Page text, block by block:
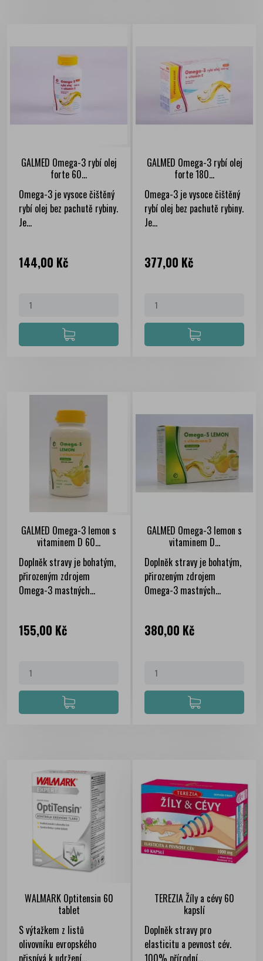
GALMED Omega-3 rybí olej
forte 60...
Omega-3 je vysoce čištěný
rybí olej bez pachutě rybiny.
Je...
Cena
144,00 Kč
GALMED Omega-3 rybí olej
forte 180...
Omega-3 je vysoce čištěný
rybí olej bez pachutě rybiny.
Je...
Cena
377,00 Kč
GALMED Omega-3 lemon s
vitaminem D 60...
Doplněk stravy je bohatým,
přirozeným zdrojem
Omega-3 mastných...
Cena
155,00 Kč
GALMED Omega-3 lemon s
vitaminem D...
Doplněk stravy je bohatým,
přirozeným zdrojem
Omega-3 mastných...
Cena
380,00 Kč
WALMARK Optitensin 60
tablet
S výtažkem z listů
olivovníku evropského
přispívá k udržení...
TEREZIA Žíly a cévy 60
kapslí
Doplněk stravy pro
elasticitu a pevnost cév.
100% přírodní...